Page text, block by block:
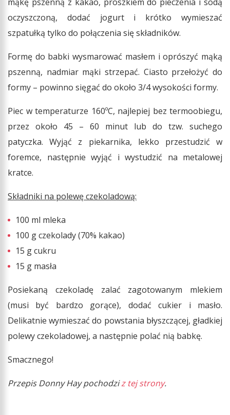
oczyszczoną, dodać jogurt i krótko wymieszać
szpatułką tylko do połączenia się składników.
Formę do babki wysmarować masłem i oprószyć mąką
pszenną, nadmiar mąki strzepać. Ciasto przełożyć do
formy – powinno sięgać do około 3/4 wysokości formy.
Piec w temperaturze 160ºC, najlepiej bez termoobiegu,
przez około 45 – 60 minut lub do tzw. suchego
patyczka. Wyjąć z piekarnika, lekko przestudzić w
foremce, następnie wyjąć i wystudzić na metalowej
kratce.
Składniki na polewę czekoladową:
100 ml mleka
100 g czekolady (70% kakao)
15 g cukru
15 g masła
Posiekaną czekoladę zalać zagotowanym mlekiem
(musi być bardzo gorące), dodać cukier i masło.
Delikatnie wymieszać do powstania błyszczącej, gładkiej
polewy czekoladowej, a następnie polać nią babkę.
Smacznego!
Przepis Donny Hay pochodziz tej strony.